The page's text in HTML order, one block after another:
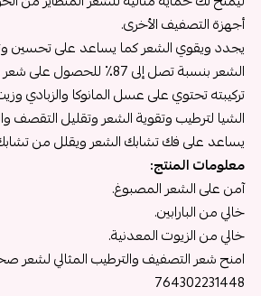
أجهزة التصفيف الأخرى.
يجدد ويقوي الشعر كما يساعد على تحسين
الشعر بنسبة تصل إلى 87٪ للحصول على شعر صحي وقوي.
تركيبته تحتوي على عسل المانوكا والزبادي
الشيا لترطيب وتقوية الشعر وتقليل التقصف
يساعد على فك تشابك الشعر ويقلل من
معلومات المنتج:
آمن على الشعر المصبوغ.
خالي من البارابين.
خالي من الزيوت المعدنية.
امنح شعر التصفيف والترطيب المثالي لشعر
764302231448